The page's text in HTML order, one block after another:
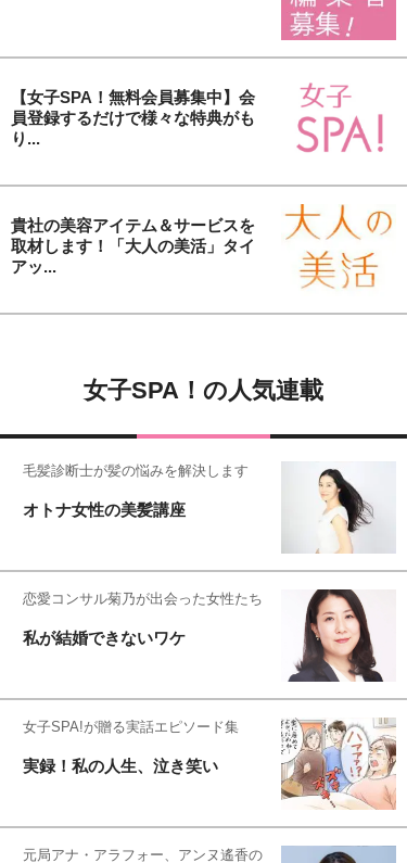
【女子SPA！無料会員募集中】会
員登録するだけで様々な特典がも
り...
貴社の美容アイテム＆サービスを
取材します！「大人の美活」タイ
アッ...
女子SPA！の人気連載
毛髪診断士が髪の悩みを解決します
オトナ女性の美髪講座
恋愛コンサル菊乃が出会った女性たち
私が結婚できないワケ
女子SPA!が贈る実話エピソード集
実録！私の人生、泣き笑い
元局アナ・アラフォー、アンヌ遙香の